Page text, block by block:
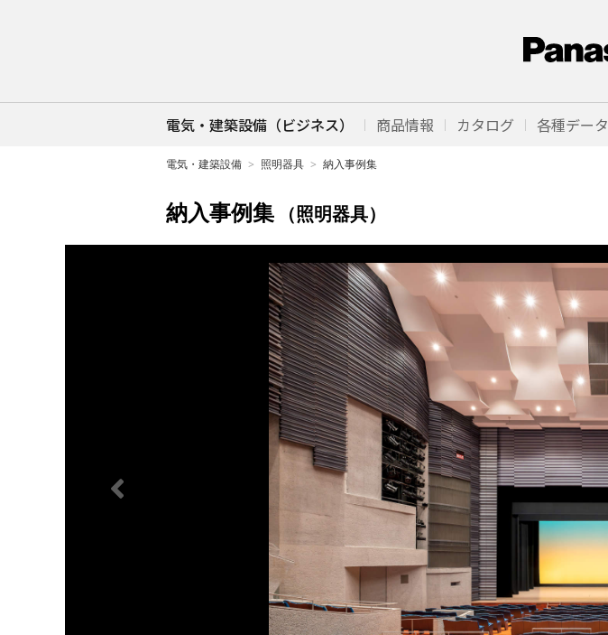
電気・建築設備（ビジネス） 商品情報 カタログ 各種データ
電気・建築設備 照明器具 納入事例集
納入事例集 （照明器具）